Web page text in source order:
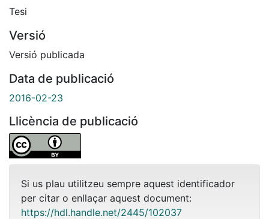
Tesi
Versió
Versió publicada
Data de publicació
2016-02-23
Llicència de publicació
Si us plau utilitzeu sempre aquest identificador
per citar o enllaçar aquest document:
https://hdl.handle.net/2445/102037